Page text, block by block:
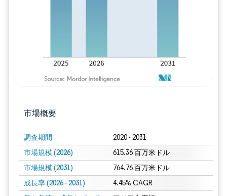
市場概要
調査期間 2020 - 2031
市場規模 (2026) 615.36 百万米ドル
市場規模 (2031) 764.76 百万米ドル
成長率 (2026 - 2031) 4.45% CAGR